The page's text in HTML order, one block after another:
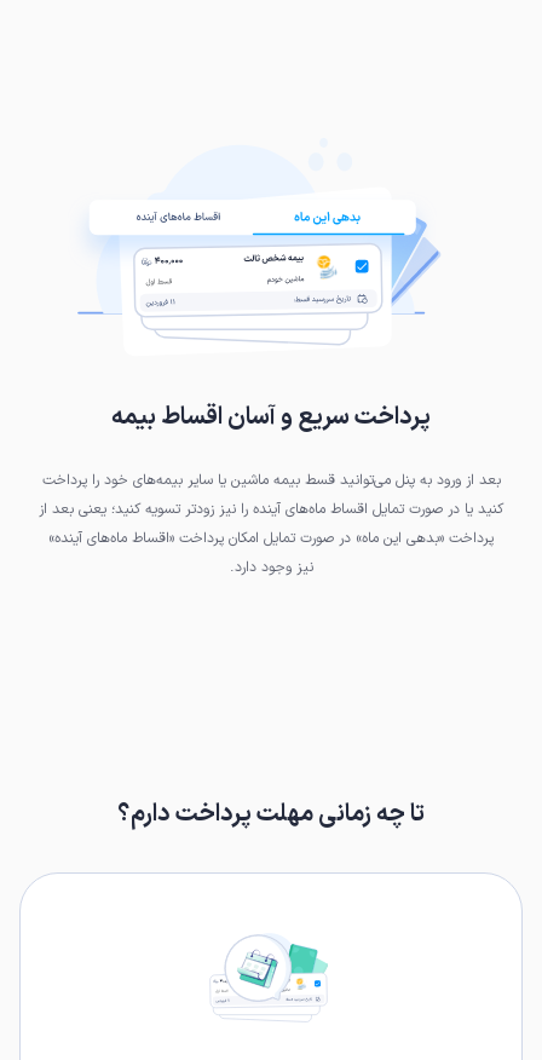
پرداخت سریع و آسان اقساط بیمه
بعد از ورود به پنل می‌توانید قسط بیمه ماشین یا سایر بیمه‌های خود را پرداخت
کنید یا در صورت تمایل اقساط ماه‌های آینده را نیز زودتر تسویه کنید؛ یعنی بعد از
پرداخت «بدهی‌ این ماه» در صورت تمایل امکان پرداخت «اقساط ماه‌های آینده»
نیز وجود دارد.
تا چه زمانی مهلت پرداخت دارم؟